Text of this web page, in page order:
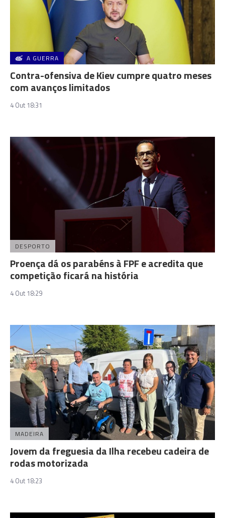
A GUERRA
Contra-ofensiva de Kiev cumpre quatro meses
com avanços limitados
4 Out 18:31
DESPORTO
Proença dá os parabéns à FPF e acredita que
competição ficará na história
4 Out 18:29
MADEIRA
Jovem da freguesia da Ilha recebeu cadeira de
rodas motorizada
4 Out 18:23